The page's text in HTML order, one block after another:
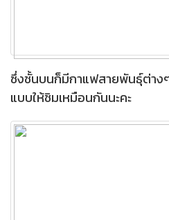
ซึ่งชั้นบนก็มีกาแฟสายพันธุ์ต่าง
แบบให้ชิมเหมือนกันนะคะ